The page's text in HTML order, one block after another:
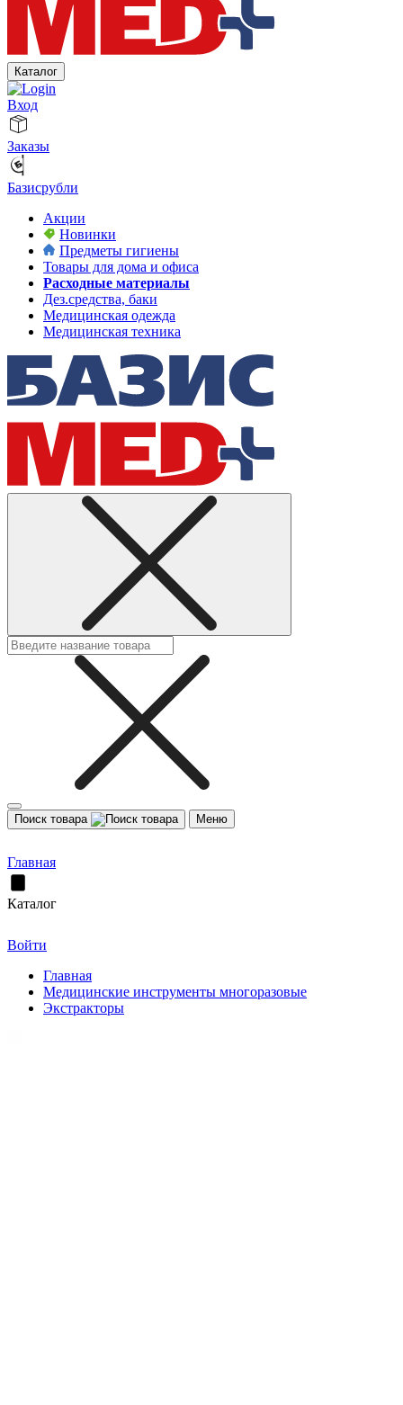
Каталог
Вход
Заказы
Базисрубли
Акции
Новинки
Предметы гигиены
Товары для дома и офиса
Расходные материалы
Дез.средства, баки
Медицинская одежда
Медицинская техника
Поиск товара Меню
Главная
Каталог
Войти
Главная
Медицинские инструменты многоразовые
Экстракторы